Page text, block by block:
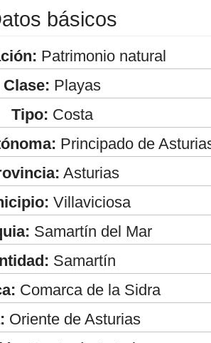
básicos
Patrimonio natural
Clase: Playas
Tipo: Costa
Principado de
Asturias
Villaviciosa
Samartín del Mar
Samartín
Comarca de la Sidra
Oriente de Asturias